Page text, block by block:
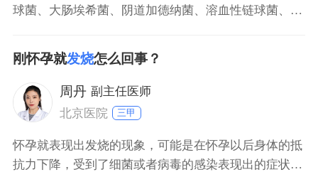
球菌、大肠埃希菌、阴道加德纳菌、溶血性链球菌、沙
者可能会出现轻重程度不一的发烧症状。患者还可能会
出现下腹部疼痛、阴道分泌物增多、异常阴道出血、头
痛，以及食欲不振等症状。如果处于月经期时盆腔炎发
作，还可能会
刚怀孕就发烧怎么回事？
周丹 副主任医师
北京医院
三甲
怀孕就表现出发烧的现象，可能是在怀孕以后身体的抵
抗力下降，受到了细菌或者病毒的感染表现出的症状，